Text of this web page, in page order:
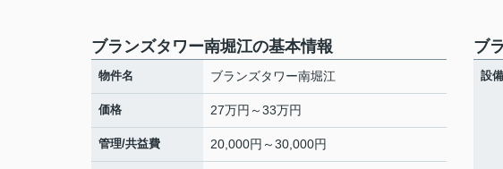
ブランズタワー南堀江の基本情報
物件名 ブランズタワー南堀江
価格 27万円～33万円
管理/共益費 20,000円～30,000円
ブ
設